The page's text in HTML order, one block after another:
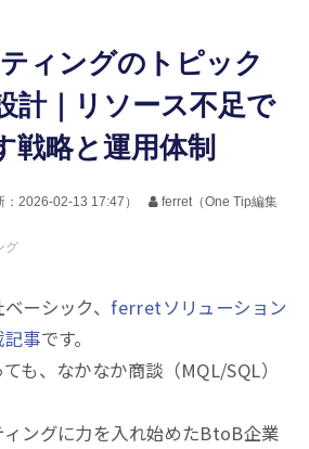
ィングのトピック
計｜リソース不足で
戦略と運用体制
： 2026-02-13 17:47 ）
ferret（One Tip編集
グ
ーシック、ferretソリューション
記事です。
も、なかなか商談（MQL/SQL）
ングに力を入れ始めたBtoB企業